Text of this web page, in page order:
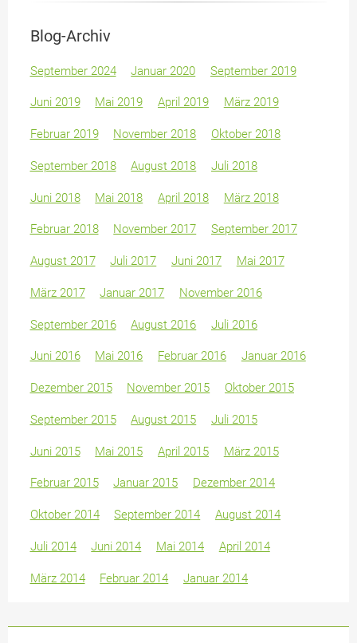
Blog-Archiv
September 2024 Januar 2020 September 2019
Juni 2019 Mai 2019 April 2019 März 2019
Februar 2019 November 2018 Oktober 2018
September 2018 August 2018 Juli 2018
Juni 2018 Mai 2018 April 2018 März 2018
Februar 2018 November 2017 September 2017
August 2017 Juli 2017 Juni 2017 Mai 2017
März 2017 Januar 2017 November 2016
September 2016 August 2016 Juli 2016
Juni 2016 Mai 2016 Februar 2016 Januar 2016
Dezember 2015 November 2015 Oktober 2015
September 2015 August 2015 Juli 2015
Juni 2015 Mai 2015 April 2015 März 2015
Februar 2015 Januar 2015 Dezember 2014
Oktober 2014 September 2014 August 2014
Juli 2014 Juni 2014 Mai 2014 April 2014
März 2014 Februar 2014 Januar 2014